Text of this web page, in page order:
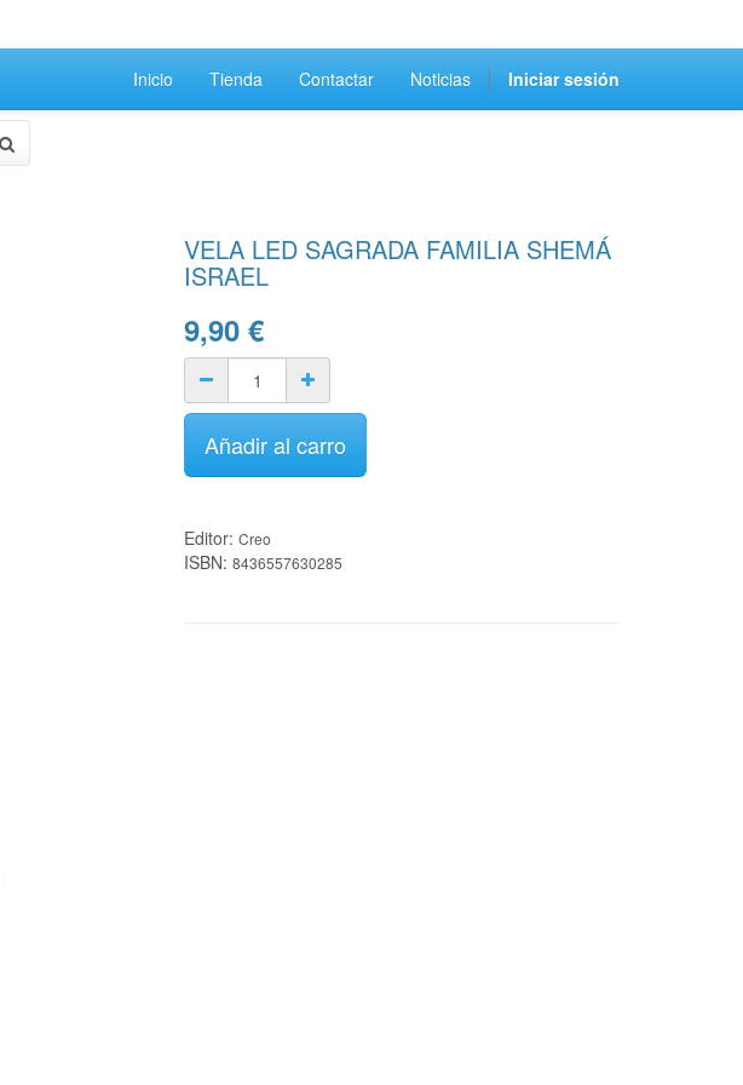
Inicio Tienda Contactar Noticias Iniciar sesión
VELA LED SAGRADA FAMILIA SHEMÁ
ISRAEL
9,90 €
Añadir al carro
Editor: Creo
ISBN: 8436557630285